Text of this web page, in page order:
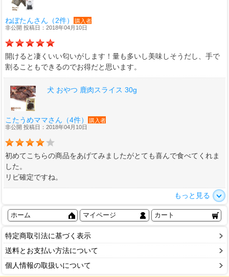
ねぼたんさん（2件）
購入者
非公開 投稿日：2018年04月10日
開けると凄くいい匂いがします！量も多いし美味しそうだし、手で
割ることもできるのでお得だと思います。
犬 おやつ 鹿肉スライス 30g
こたうめママさん（4件）
購入者
非公開 投稿日：2018年04月10日
初めてこちらの商品をあげてみましたがとても喜んで食べてくれま
した。
リピ確定ですね。
もっと見る
ホーム マイページ カート
特定商取引法に基づく表示
送料とお支払い方法について
個人情報の取扱いについて